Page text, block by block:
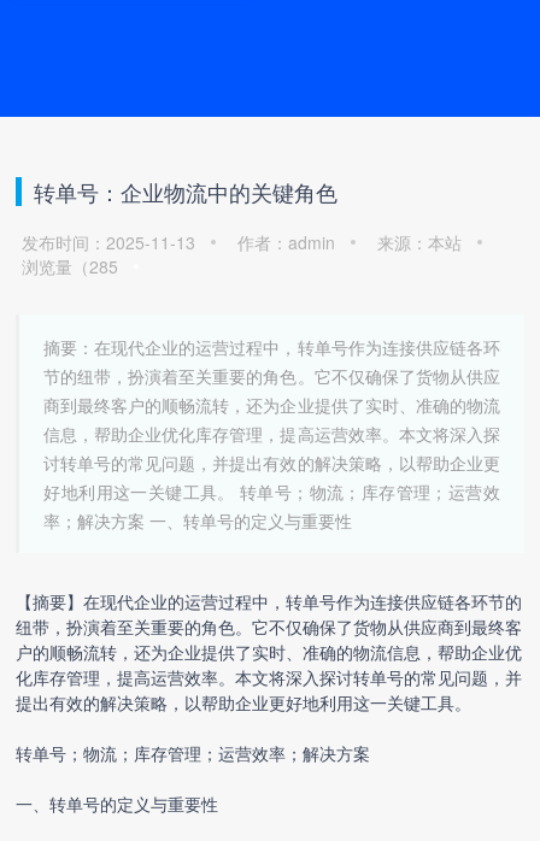
转单号：企业物流中的关键角色
发布时间：2025-11-13 作者：admin
来源：本站
浏览量（285
摘要：在现代企业的运营过程中，转单号作为连接供应链各环
节的纽带，扮演着至关重要的角色。它不仅确保了货物从供应
商到最终客户的顺畅流转，还为企业提供了实时、准确的物流
信息，帮助企业优化库存管理，提高运营效率。本文将深入探
讨转单号的常见问题，并提出有效的解决策略，以帮助企业更
好地利用这一关键工具。 转单号；物流；库存管理；运营效
率；解决方案 一、转单号的定义与重要性
【摘要】在现代企业的运营过程中，转单号作为连接供应链各环节的
纽带，扮演着至关重要的角色。它不仅确保了货物从供应商到最终客
户的顺畅流转，还为企业提供了实时、准确的物流信息，帮助企业优
化库存管理，提高运营效率。本文将深入探讨转单号的常见问题，并
提出有效的解决策略，以帮助企业更好地利用这一关键工具。
转单号；物流；库存管理；运营效率；解决方案
一、转单号的定义与重要性